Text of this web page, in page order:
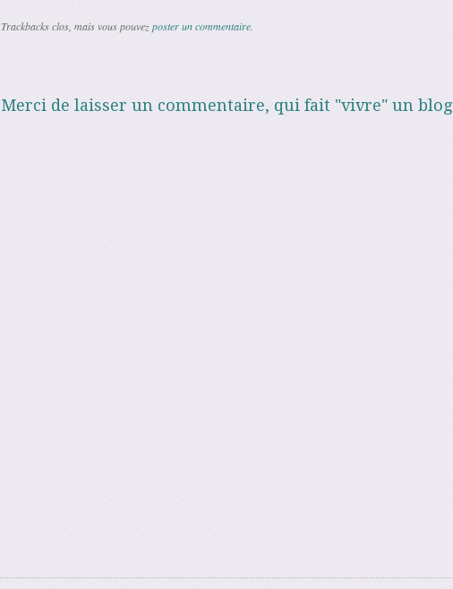
Trackbacks clos, mais vous pouvezposter un commentaire
Merci de laisser un commentaire, qui fait "vivre" un blog